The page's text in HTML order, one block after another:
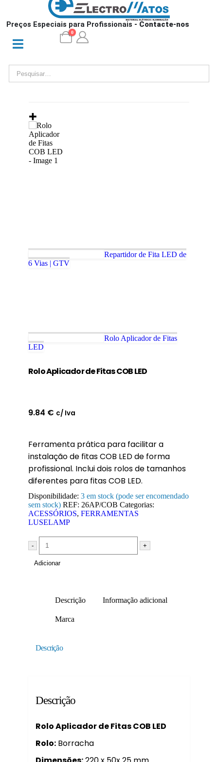
Preços Especiais para Profissionais - Contacte-nos
0
Repartidor de Fita LED de
6 Vias | GTV
Rolo Aplicador de Fitas
LED
Rolo Aplicador de Fitas COB LED
9.84 € c/ Iva
Ferramenta prática para facilitar a
instalação de fitas COB LED de forma
profissional. Inclui dois rolos de tamanhos
diferentes para fitas COB LED.
Disponibilidade: 3 em stock (pode ser encomendado
sem stock) REF: 26AP/COB Categorias:
ACESSÓRIOS, FERRAMENTAS
LUSELAMP
- +
Adicionar
Descrição Informação adicional
Marca
Descrição
Descrição
Rolo Aplicador de Fitas COB LED
Rolo: Borracha